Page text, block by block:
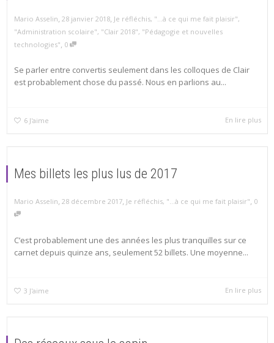
Mario Asselin, 28 janvier 2018, Je réfléchis, "...à ce qui me fait plaisir",
"Administration scolaire", "Clair 2018", "Pédagogie et nouvelles
technologies", 0
Se parler entre convertis seulement dans les colloques de Clair
est probablement chose du passé. Nous en parlions au...
6 J'aime En lire plus
Mes billets les plus lus de 2017
Mario Asselin, 28 décembre 2017, Je réfléchis, "...à ce qui me fait plaisir", 0
C’est probablement une des années les plus tranquilles sur ce
carnet depuis quinze ans, seulement 52 billets. Une moyenne...
3 J'aime En lire plus